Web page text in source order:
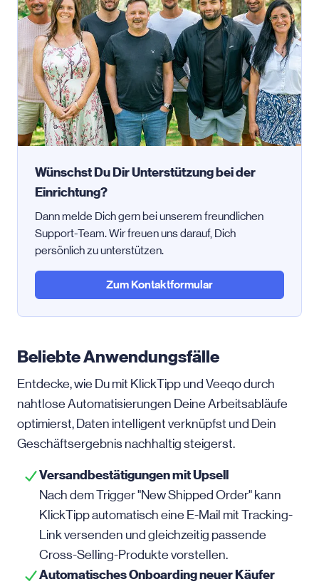
Wünschst Du Dir Unterstützung bei der
Einrichtung?
Dann melde Dich gern bei unserem freundlichen
Support-Team. Wir freuen uns darauf, Dich
persönlich zu unterstützen.
Zum Kontaktformular
Beliebte Anwendungsfälle
Entdecke, wie Du mit KlickTipp und Veeqo durch
nahtlose Automatisierungen Deine Arbeitsabläufe
optimierst, Daten intelligent verknüpfst und Dein
Geschäftsergebnis nachhaltig steigerst.
Versandbestätigungen mit Upsell
Nach dem Trigger "New Shipped Order" kann
KlickTipp automatisch eine E-Mail mit Tracking-
Link versenden und gleichzeitig passende
Cross-Selling-Produkte vorstellen.
Automatisches Onboarding neuer Käufer